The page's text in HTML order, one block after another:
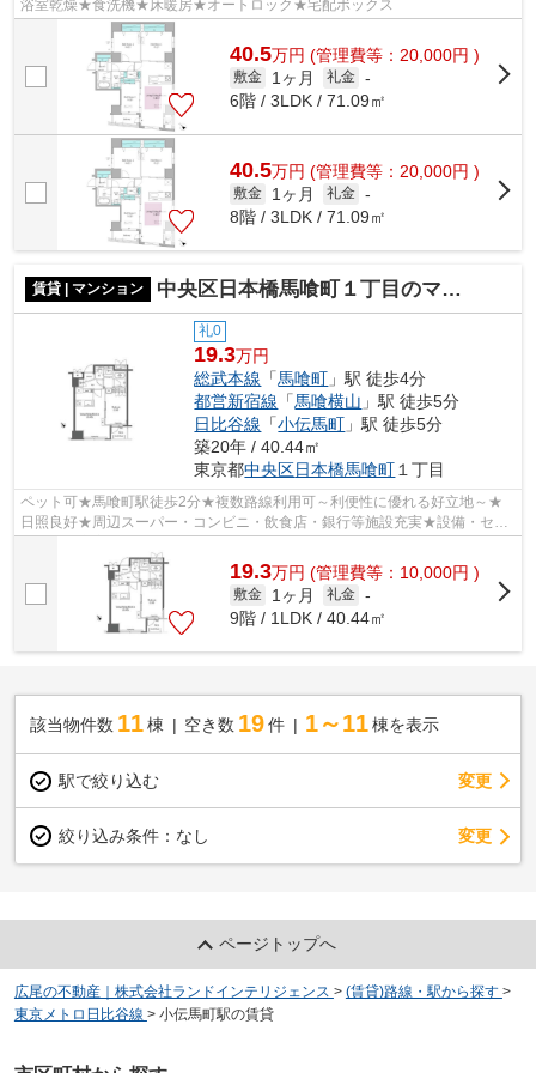
浴室乾燥★食洗機★床暖房★オートロック★宅配ボックス
40.5万円 (管理費等：20,000円 )
敷金 1ヶ月 礼金 -
6階 / 3LDK / 71.09㎡
40.5万円 (管理費等：20,000円 )
敷金 1ヶ月 礼金 -
8階 / 3LDK / 71.09㎡
賃貸 | マンション 中央区日本橋馬喰町１丁目のマンション
礼0
19.3万円
総武本線 「馬喰町 」駅 徒歩4分
都営新宿線 「馬喰横山 」駅 徒歩5分
日比谷線 「小伝馬町 」駅 徒歩5分
築20年 / 40.44㎡
東京都中央区日本橋馬喰町 １丁目
ペット可★馬喰町駅徒歩2分★複数路線利用可～利便性に優れる好立地～★
日照良好★周辺スーパー・コンビニ・飲食店・銀行等施設充実★設備・セキ
19.3万円 (管理費等：10,000円 )
敷金 1ヶ月 礼金 -
9階 / 1LDK / 40.44㎡
該当物件数 11棟 空き数 19 件 1～11 棟を表示
駅で絞り込む 変更
絞り込み条件： なし 変更
ページトップへ
広尾の不動産｜株式会社ランドインテリジェンス > (賃貸)路線・駅から探す >
東京メトロ日比谷線 > 小伝馬町駅の賃貸